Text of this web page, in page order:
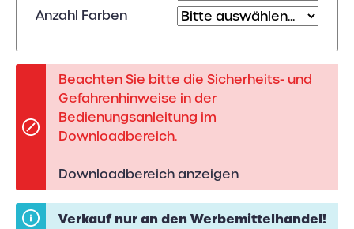
Anzahl Farben
Beachten Sie bitte die Sicherheits- und
Gefahrenhinweise in der
Bedienungsanleitung im
Downloadbereich.
Downloadbereich anzeigen
Verkauf nur an den Werbemittelhandel!